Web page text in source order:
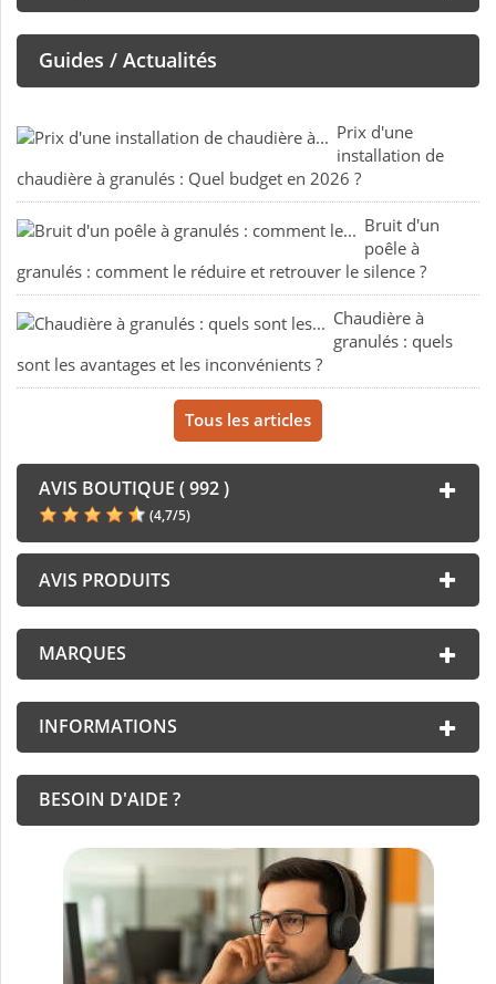
Guides / Actualités
Prix d'une
installation de
chaudière à granulés : Quel budget en 2026 ?
Bruit d'un
poêle à
granulés : comment le réduire et retrouver le silence ?
Chaudière à
granulés : quels
sont les avantages et les inconvénients ?
Tous les articles
AVIS BOUTIQUE ( 992 )
(4,7/5)
AVIS PRODUITS
MARQUES
INFORMATIONS
BESOIN D'AIDE ?